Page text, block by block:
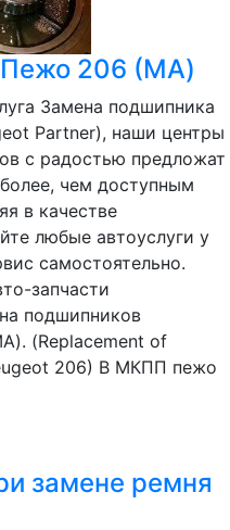
206 (MA)
Замена подшипника
Partner), наши центры
с радостью предложат
чем доступным
в качестве
любые автоуслуги у
самостоятельно.
запчасти
подшипников
(Replacement of
206) В МКПП пежо
замене ремня